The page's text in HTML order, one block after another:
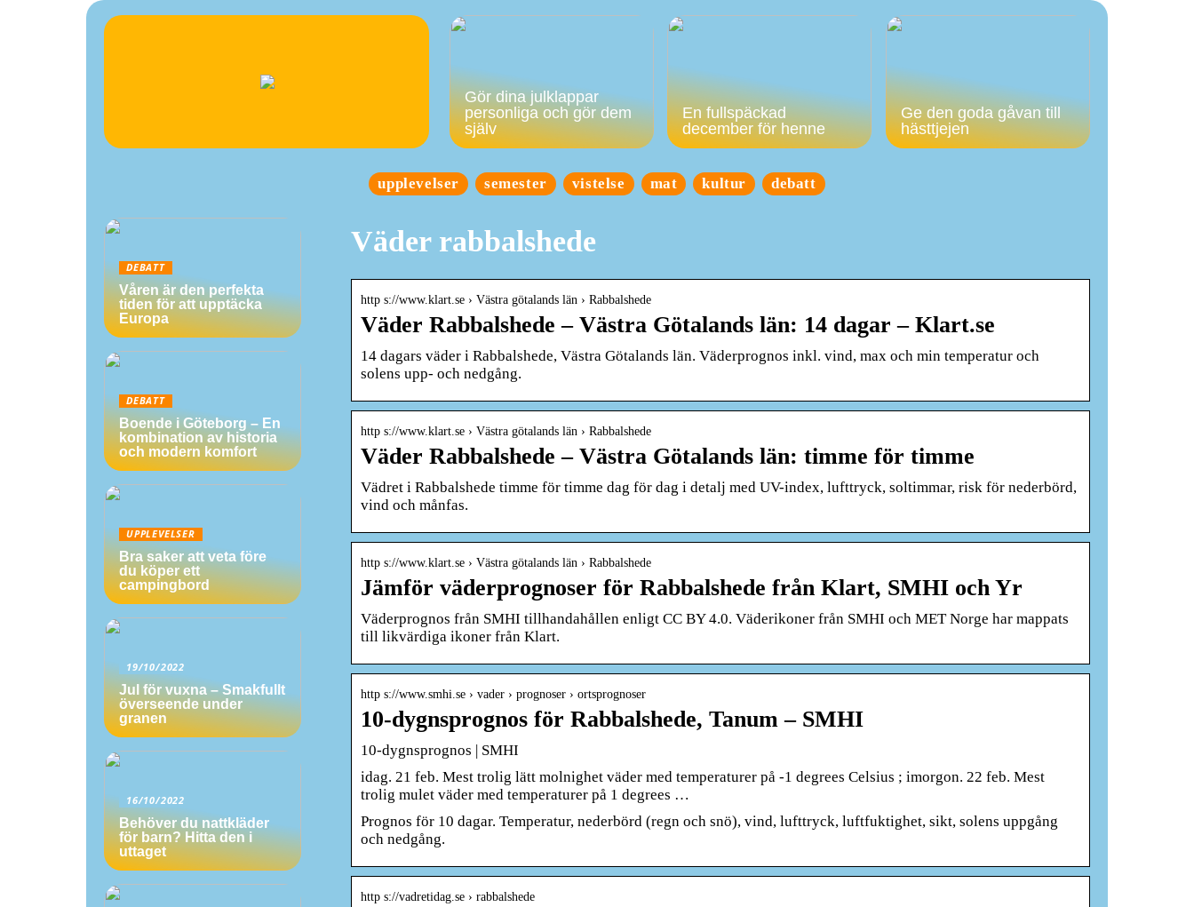
Gör dina julklappar
personliga och gör dem
själv
En fullspäckad
december för henne
Ge den goda gåvan till
hästtjejen
upplevelser semester vistelse mat kultur debatt
Väder rabbalshede
http s://www.klart.se › Västra götalands län › Rabbalshede
Väder Rabbalshede – Västra Götalands län: 14 dagar – Klart.se
14 dagars väder i Rabbalshede, Västra Götalands län. Väderprognos inkl. vind, max och min temperatur och
solens upp- och nedgång.
http s://www.klart.se › Västra götalands län › Rabbalshede
Väder Rabbalshede – Västra Götalands län: timme för timme
Vädret i Rabbalshede timme för timme dag för dag i detalj med UV-index, lufttryck, soltimmar, risk för nederbörd,
vind och månfas.
http s://www.klart.se › Västra götalands län › Rabbalshede
Jämför väderprognoser för Rabbalshede från Klart, SMHI och Yr
Väderprognos från SMHI tillhandahållen enligt CC BY 4.0. Väderikoner från SMHI och MET Norge har mappats
till likvärdiga ikoner från Klart.
http s://www.smhi.se › vader › prognoser › ortsprognoser
10-dygnsprognos för Rabbalshede, Tanum – SMHI
10-dygnsprognos | SMHI
idag. 21 feb. Mest trolig lätt molnighet väder med temperaturer på -1 degrees Celsius ; imorgon. 22 feb. Mest
trolig mulet väder med temperaturer på 1 degrees …
Prognos för 10 dagar. Temperatur, nederbörd (regn och snö), vind, lufttryck, luftfuktighet, sikt, solens uppgång
och nedgång.
http s://vadretidag.se › rabbalshede
DEBATT
Våren är den perfekta
tiden för att upptäcka
Europa
DEBATT
Boende i Göteborg – En
kombination av historia
och modern komfort
UPPLEVELSER
Bra saker att veta före
du köper ett
campingbord
19/10/2022
Jul för vuxna – Smakfullt
överseende under
granen
16/10/2022
Behöver du nattkläder
för barn? Hitta den i
uttaget